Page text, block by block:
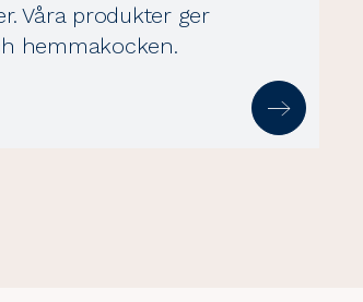
Våra produkter ger
hemmakocken.